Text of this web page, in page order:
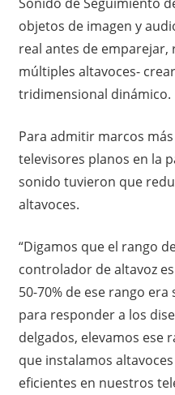
objetos de imagen y
real antes de
múltiples altavoces-
tridimensional dinámico.
Para admitir marcos
televisores planos en la
sonido tuvieron que
altavoces.
“Digamos que el rango
controlador de altavoz
50-70% de ese rango
para responder a los
delgados, elevamos ese
que instalamos
eficientes en nuestros